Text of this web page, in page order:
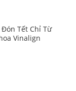
Tết Chỉ Từ
Vinalign